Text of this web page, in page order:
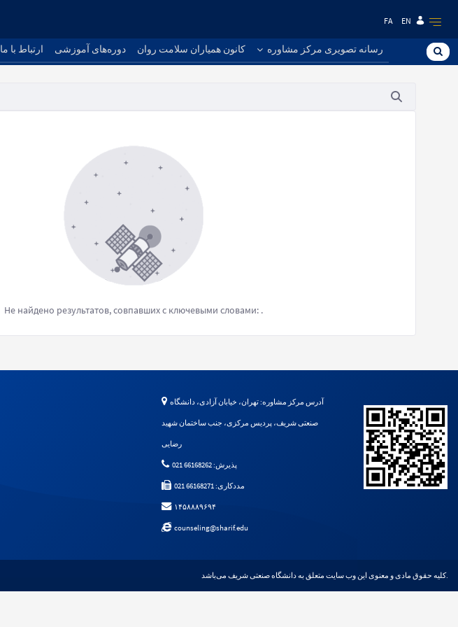
FA EN
ارتباط با ما دوره‌های آموزشی کانون همیاران سلامت روان رسانه تصویری مرکز مشاوره
Не найдено результатов, совпавших с ключевыми словами: .
صنعتی شریف، پردیس مرکزی، جنب ساختمان شهید
رضایی
پذیرش: 66168262 021
مددکاری: 66168271 021
۱۴۵۸۸۸۹۶۹۴
counseling@sharif.edu
کلیه حقوق مادی و معنوی این وب سایت متعلق به دانشگاه صنعتی شریف می‌باشد.